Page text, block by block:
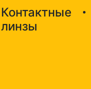
Контактные
линзы